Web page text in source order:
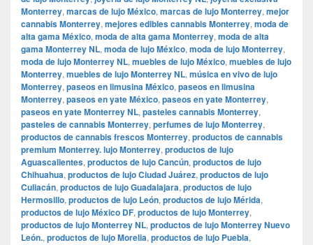
Monterrey, marcas de lujo México, marcas de lujo Monterrey, mejor
cannabis Monterrey, mejores edibles cannabis Monterrey, moda de
alta gama México, moda de alta gama Monterrey, moda de alta
gama Monterrey NL, moda de lujo México, moda de lujo Monterrey,
moda de lujo Monterrey NL, muebles de lujo México, muebles de lujo
Monterrey, muebles de lujo Monterrey NL, música en vivo de lujo
Monterrey, paseos en limusina México, paseos en limusina
Monterrey, paseos en yate México, paseos en yate Monterrey,
paseos en yate Monterrey NL, pasteles cannabis Monterrey,
pasteles de cannabis Monterrey, perfumes de lujo Monterrey,
productos de cannabis frescos Monterrey, productos de cannabis
premium Monterrey. lujo Monterrey, productos de lujo
Aguascalientes, productos de lujo Cancún, productos de lujo
Chihuahua, productos de lujo Ciudad Juárez, productos de lujo
Culiacán, productos de lujo Guadalajara, productos de lujo
Hermosillo, productos de lujo León, productos de lujo Mérida,
productos de lujo México DF, productos de lujo Monterrey,
productos de lujo Monterrey NL, productos de lujo Monterrey Nuevo
León., productos de lujo Morelia, productos de lujo Puebla,